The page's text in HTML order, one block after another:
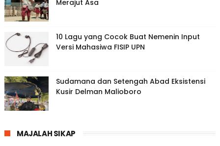
Merajut Asa
10 Lagu yang Cocok Buat Nemenin Input
Versi Mahasiwa FISIP UPN
Sudamana dan Setengah Abad Eksistensi
Kusir Delman Malioboro
MAJALAH SIKAP